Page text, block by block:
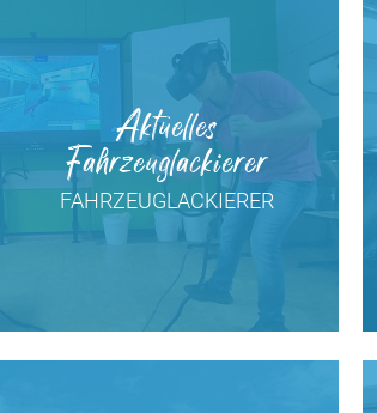
Aktuelles
Fahrzeuglackierer
FAHRZEUGLACKIERER